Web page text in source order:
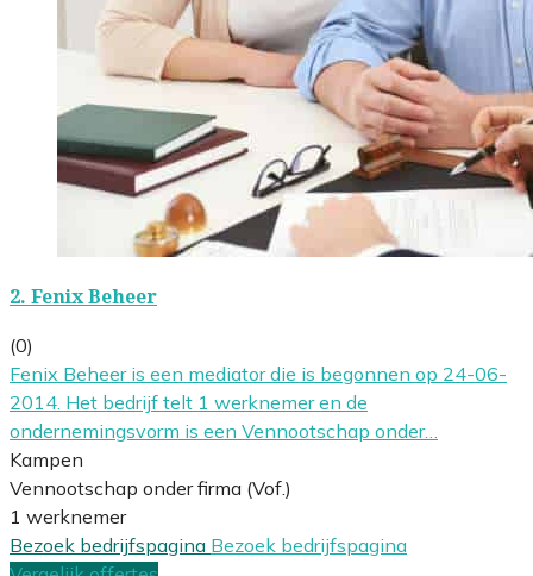
2. Fenix Beheer
(0)
Fenix Beheer is een mediator die is begonnen op 24-06-
2014. Het bedrijf telt 1 werknemer en de
ondernemingsvorm is een Vennootschap onder…
Kampen
Vennootschap onder firma (Vof.)
1 werknemer
Bezoek bedrijfspagina Bezoek bedrijfspagina